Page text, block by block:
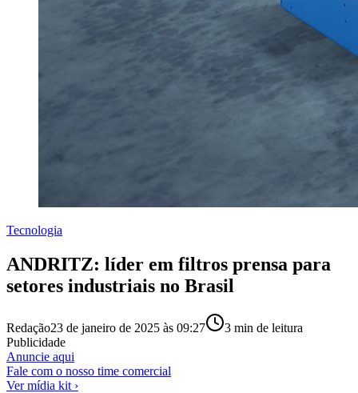
Tecnologia
ANDRITZ: líder em filtros prensa para
setores industriais no Brasil
Redação23 de janeiro de 2025 às 09:27 3 min de leitura
Publicidade
Anuncie aqui
Fale com o nosso time comercial
Ver mídia kit ›